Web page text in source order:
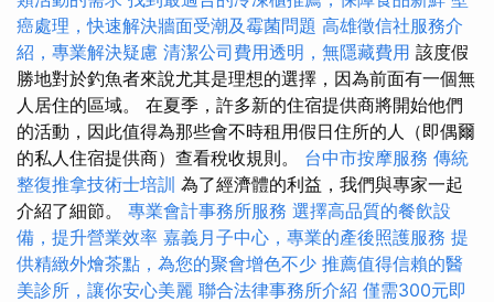
癌處理，快速解決牆面受潮及霉菌問題 高雄徵信社服務介
紹，專業解決疑慮 清潔公司費用透明，無隱藏費用 該度假
勝地對於釣魚者來說尤其是理想的選擇，因為前面有一個無
人居住的區域。 在夏季，許多新的住宿提供商將開始他們
的活動，因此值得為那些會不時租用假日住所的人（即偶爾
的私人住宿提供商）查看稅收規則。 台中市按摩服務 傳統
整復推拿技術士培訓 為了經濟體的利益，我們與專家一起
介紹了細節。 專業會計事務所服務 選擇高品質的餐飲設
備，提升營業效率 嘉義月子中心，專業的產後照護服務 提
供精緻外燴茶點，為您的聚會增色不少 推薦值得信賴的醫
美診所，讓你安心美麗 聯合法律事務所介紹 僅需300元即